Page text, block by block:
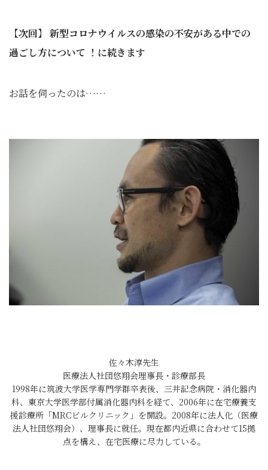
【次回】
新型コロナウイルスの感染の不安がある中での
過ごし方について ！に続きます
お話を伺ったのは……
佐々木淳先生
医療法人社団悠翔会理事長・診療部長
1998年に筑波大学医学専門学群卒表後、三井記念病院・消化器内
科、東京大学医学部付属消化器内科を経て、2006年に在宅療養支
援診療所「MRCビルクリニック」を開設。2008年に法人化（医療
法人社団悠翔会）、理事長に就任。現在都内近県に合わせて15拠
点を構え、在宅医療に尽力している。